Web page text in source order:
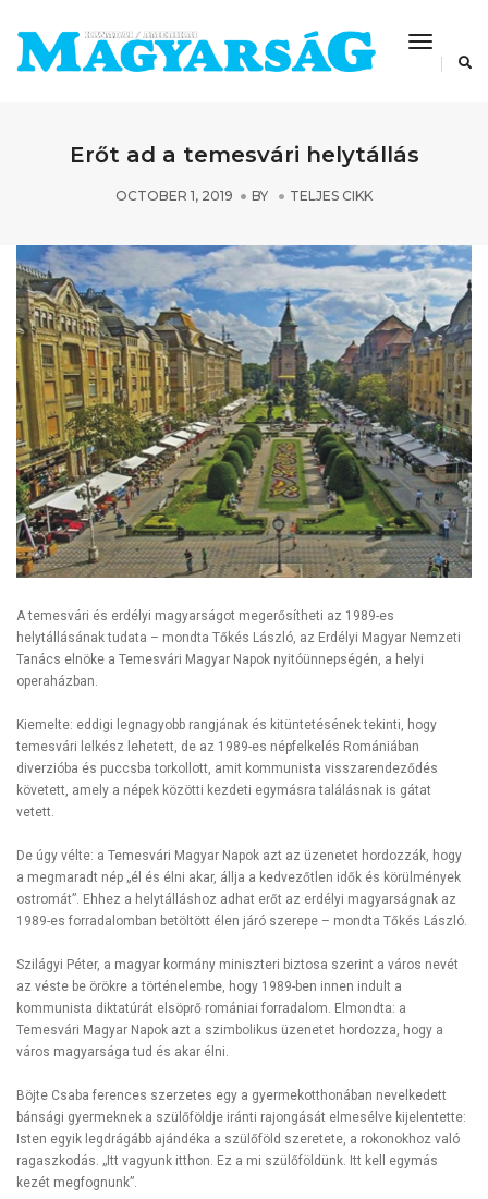
Toggle
Erőt ad a temesvári helytállás
OCTOBER 1, 2019 BY TELJES CIKK
A temesvári és erdélyi magyarságot megerősítheti az 1989-es
helytállásának tudata – mondta Tőkés László, az Erdélyi Magyar Nemzeti
Tanács elnöke a Temesvári Magyar Napok nyitóünnepségén, a helyi
operaházban.
Kiemelte: eddigi legnagyobb rangjának és kitüntetésének tekinti, hogy
temesvári lelkész lehetett, de az 1989-es népfelkelés Romániában
diverzióba és puccsba torkollott, amit kommunista visszarendeződés
követett, amely a népek közötti kezdeti egymásra találásnak is gátat
vetett.
De úgy vélte: a Temesvári Magyar Napok azt az üzenetet hordozzák, hogy
a megmaradt nép „él és élni akar, állja a kedvezőtlen idők és körülmények
ostromát”. Ehhez a helytálláshoz adhat erőt az erdélyi magyarságnak az
1989-es forradalomban betöltött élen járó szerepe – mondta Tőkés László.
Szilágyi Péter, a magyar kormány miniszteri biztosa szerint a város nevét
az véste be örökre a történelembe, hogy 1989-ben innen indult a
kommunista diktatúrát elsöprő romániai forradalom. Elmondta: a
Temesvári Magyar Napok azt a szimbolikus üzenetet hordozza, hogy a
város magyarsága tud és akar élni.
Böjte Csaba ferences szerzetes egy a gyermekotthonában nevelkedett
bánsági gyermeknek a szülőföldje iránti rajongását elmesélve kijelentette:
Isten egyik legdrágább ajándéka a szülőföld szeretete, a rokonokhoz való
ragaszkodás. „Itt vagyunk itthon. Ez a mi szülőföldünk. Itt kell egymás
kezét megfognunk”.